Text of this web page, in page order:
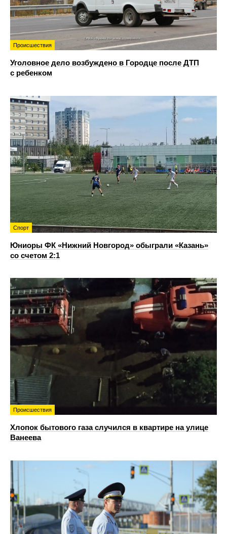
Происшествия
Уголовное дело возбуждено в Городце после ДТП
с ребенком
Спорт
Юниоры ФК «Нижний Новгород» обыграли «Казань»
со счетом 2:1
Происшествия
Хлопок бытового газа случился в квартире на улице
Ванеева